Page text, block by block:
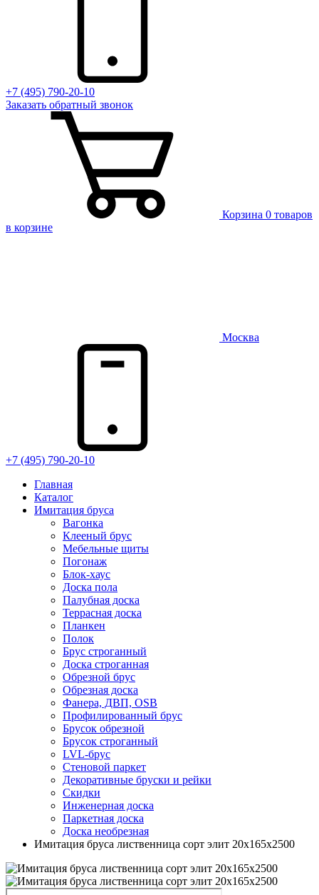
+7 (495) 790-20-10
Заказать обратный звонок
Корзина 0 товаров
в корзине
Москва
+7 (495) 790-20-10
Главная
Каталог
Имитация бруса
Вагонка
Клееный брус
Мебельные щиты
Погонаж
Блок-хаус
Доска пола
Палубная доска
Террасная доска
Планкен
Полок
Брус строганный
Доска строганная
Обрезной брус
Обрезная доска
Фанера, ДВП, OSB
Профилированный брус
Брусок обрезной
Брусок строганный
LVL-брус
Стеновой паркет
Декоративные бруски и рейки
Скидки
Инженерная доска
Паркетная доска
Доска необрезная
Имитация бруса лиственница сорт элит 20х165х2500